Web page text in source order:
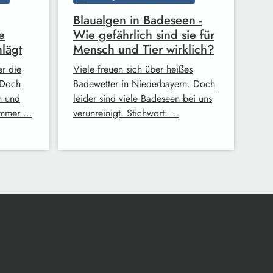
die
und
…
Blaualgen in Badeseen -
Wie gefährlich sind sie für
Mensch und Tier wirklich?
Viele freuen sich über heißes
Badewetter in Niederbayern. Doch
leider sind viele Badeseen bei uns
verunreinigt. Stichwort: …